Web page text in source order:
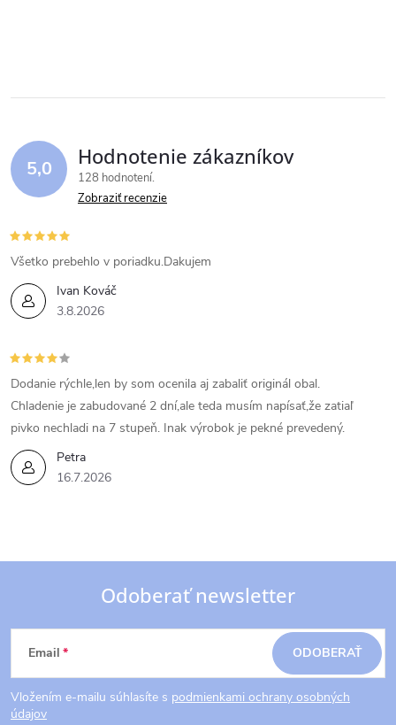
5,0 Hodnotenie zákazníkov
128 hodnotení
Zobraziť recenzie
Ivan Kováč
3.8.2026
Všetko prebehlo v poriadku.Dakujem
Petra
16.7.2026
Dodanie rýchle,len by som ocenila aj zabaliť originál obal.
Chladenie je zabudované 2 dní,ale teda musím napísať,že zatiaľ
pivko nechladi na 7 stupeň. Inak výrobok je pekné prevedený.
Z
á
Odoberať newsletter
Email
Vložením e-mailu súhlasíte s podmienkami ochrany osobných
údajov
ODOBERAŤ